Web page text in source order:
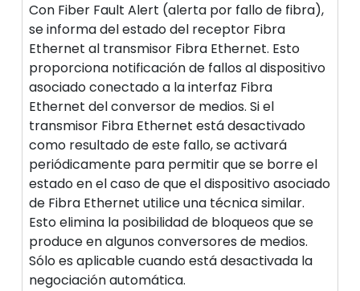
Con Fiber Fault Alert (alerta por fallo de fibra),
se informa del estado del receptor Fibra
Ethernet al transmisor Fibra Ethernet. Esto
proporciona notificación de fallos al dispositivo
asociado conectado a la interfaz Fibra
Ethernet del conversor de medios. Si el
transmisor Fibra Ethernet está desactivado
como resultado de este fallo, se activará
periódicamente para permitir que se borre el
estado en el caso de que el dispositivo asociado
de Fibra Ethernet utilice una técnica similar.
Esto elimina la posibilidad de bloqueos que se
produce en algunos conversores de medios.
Sólo es aplicable cuando está desactivada la
negociación automática.